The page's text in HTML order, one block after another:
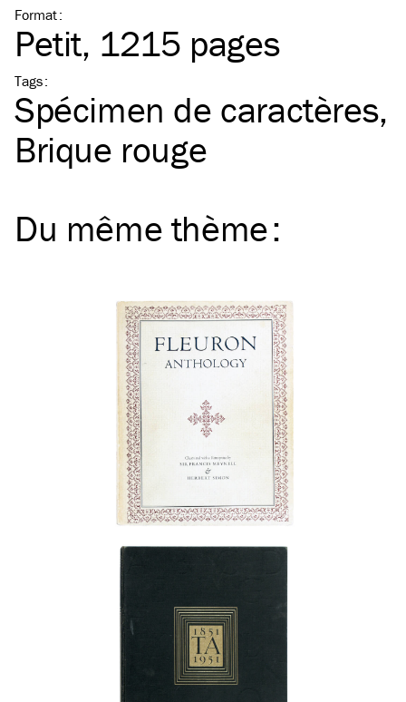
Format:
Petit, 1215 pages
Tags:
Spécimen de caractères
Brique rouge
Du même thème: